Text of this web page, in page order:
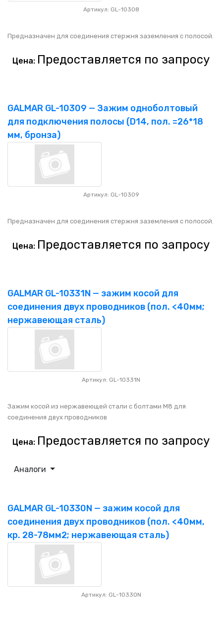
Артикул: GL-10308
Предназначен для соединения стержня заземления с полосой.
Цена: Предоставляется по запросу
GALMAR GL-10309 — Зажим одноболтовый
для подключения полосы (D14, пол. =26*18
мм, бронза)
Артикул: GL-10309
Предназначен для соединения стержня заземления с полосой.
Цена: Предоставляется по запросу
GALMAR GL-10331N — зажим косой для
соединения двух проводников (пол. <40мм;
нержавеющая сталь)
Артикул: GL-10331N
Зажим косой из нержавеющей стали с болтами M8 для
соединения двух проводников
Цена: Предоставляется по запросу
Аналоги
GALMAR GL-10330N — зажим косой для
соединения двух проводников (пол. <40мм,
кр. 28-78мм2; нержавеющая сталь)
Артикул: GL-10330N